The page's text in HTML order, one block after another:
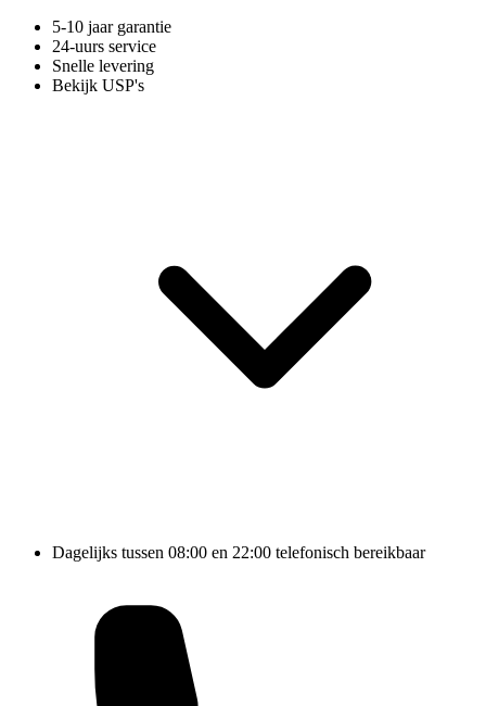
5-10 jaar garantie
24-uurs service
Snelle levering
Bekijk USP's
Dagelijks tussen 08:00 en 22:00 telefonisch bereikbaar